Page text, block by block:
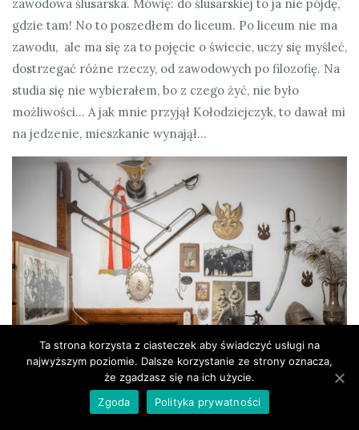
zawodowa ślusarska. Mówię: do ślusarskiej to ja nie pójdę,
gdzie tam! No to poszedłem do liceum. Po liceum nie ma
zawodu, ale ma się za to pojęcie o świecie, uczy się myśleć,
dostrzegać różne rzeczy, od zawodowych po filozofię. Na
studia się nie wybierałem, bo z czego żyć, nie było
możliwości… A jak mnie przyjął Kołodziejczyk, to dawał mi
na jedzenie, mieszkanie wynajął…
Dzięki niemu przyjechał Pan do Krakowa.
Ta strona korzysta z ciasteczek aby świadczyć usługi na
najwyższym poziomie. Dalsze korzystanie ze strony oznacza,
że zgadzasz się na ich użycie.
Zgoda
Polityka prywatności